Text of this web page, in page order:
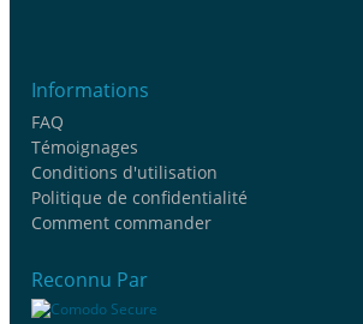
Informations
FAQ
Témoignages
Conditions d'utilisation
Politique de confidentialité
Comment commander
Reconnu Par